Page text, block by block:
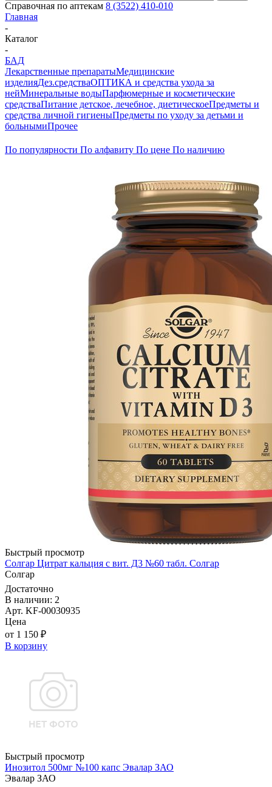
Справочная по аптекам 8 (3522) 410-010
Главная
-
Каталог
-
БАД
Лекарственные препаратыМедицинские
изделияДез.средстваОПТИКА и средства ухода за
нейМинеральные водыПарфюмерные и косметические
средстваПитание детское, лечебное, диетическоеПредметы и
средства личной гигиеныПредметы по уходу за детьми и
больнымиПрочее
По популярности По алфавиту По цене По наличию
Быстрый просмотр
Солгар Цитрат кальция с вит. Д3 №60 табл. Солгар
Солгар
Достаточно
В наличии: 2
Арт. KF-00030935
Цена
от 1 150 ₽
В корзину
Быстрый просмотр
Инозитол 500мг №100 капс Эвалар ЗАО
Эвалар ЗАО